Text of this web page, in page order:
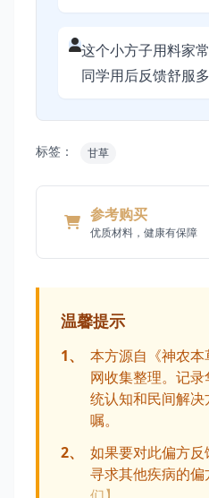
这个小方子用料家
同学用后反馈舒服
标签： 甘草
参考购买
优质材料，健康有保障
温馨提示
1、
本方源自《神农
网收集整理。记
统认知和民间解
嘱。
2、
如果要对此偏方
寻求其他疾病的